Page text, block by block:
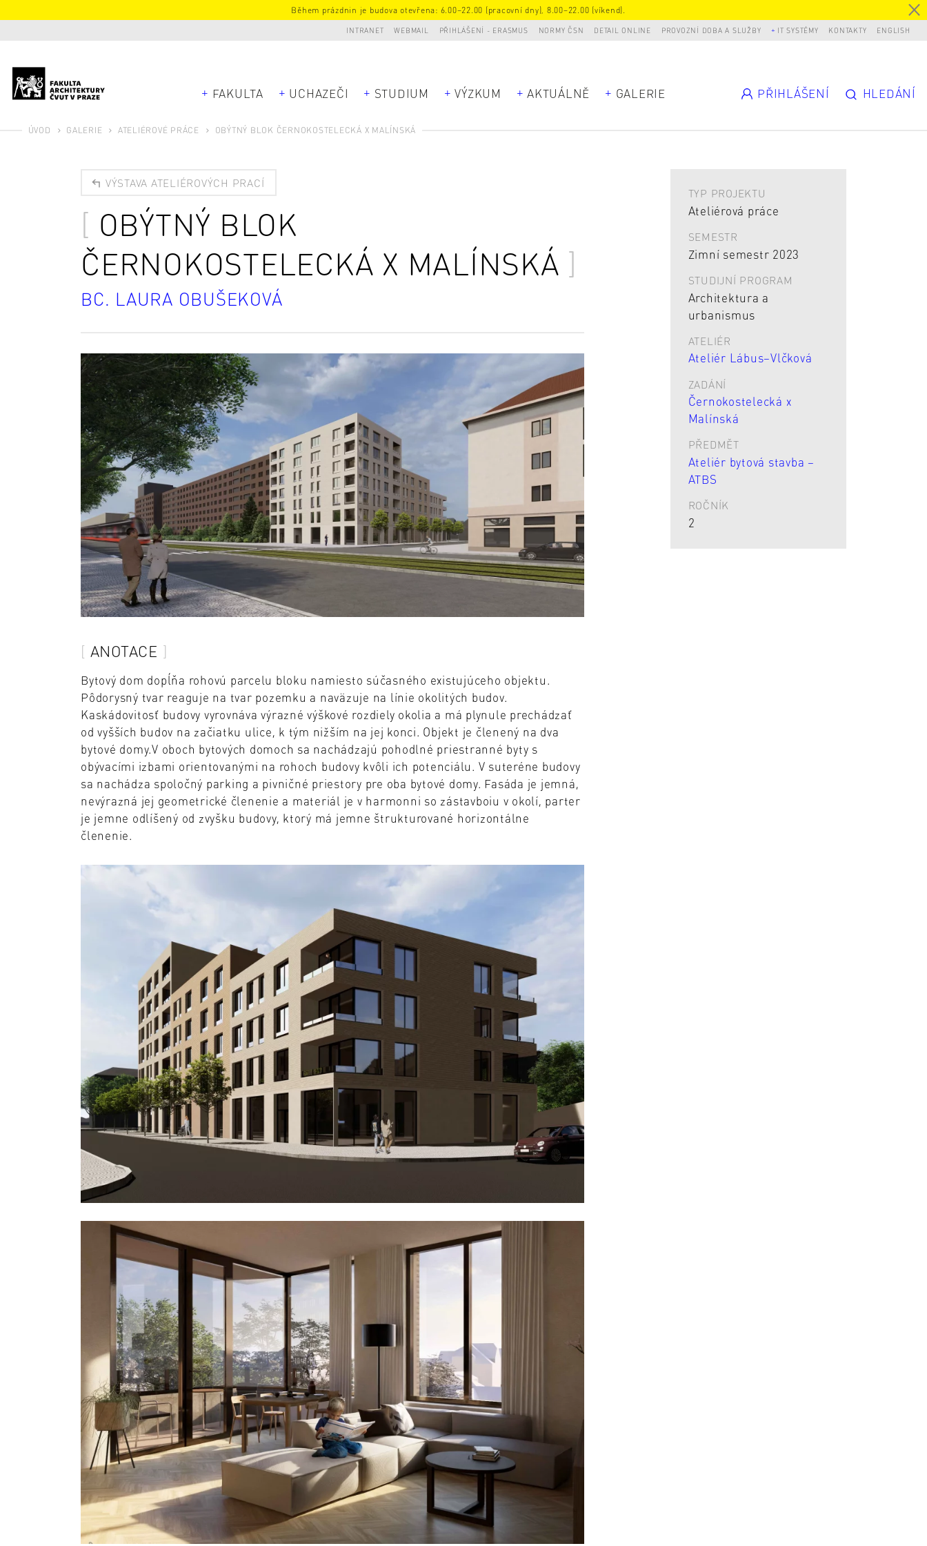
Během prázdnin je budova otevřena: 6.00–22.00 (pracovní dny), 8.00–22.00 (víkend).
INTRANET WEBMAIL PŘIHLÁŠENÍ - ERASMUS NORMY ČSN DETAIL ONLINE PROVOZNÍ DOBA A SLUŽBY IT SYSTÉMY KONTAKTY ENGLISH
FAKULTA UCHAZEČI STUDIUM VÝZKUM AKTUÁLNĚ GALERIE PŘIHLÁŠENÍ HLEDÁNÍ
ÚVOD GALERIE ATELIÉROVÉ PRÁCE OBÝTNÝ BLOK ČERNOKOSTELECKÁ X MALÍNSKÁ
VÝSTAVA ATELIÉROVÝCH PRACÍ
OBÝTNÝ BLOK
ČERNOKOSTELECKÁ X MALÍNSKÁ
BC. LAURA OBUŠEKOVÁ
ANOTACE
Bytový dom dopĺňa rohovú parcelu bloku namiesto súčasného existujúceho objektu.
Pôdorysný tvar reaguje na tvar pozemku a naväzuje na línie okolitých budov.
Kaskádovitosť budovy vyrovnáva výrazné výškové rozdiely okolia a má plynule prechádzať
od vyšších budov na začiatku ulice, k tým nižším na jej konci. Objekt je členený na dva
bytové domy.V oboch bytových domoch sa nachádzajú pohodlné priestranné byty s
obývacími izbami orientovanými na rohoch budovy kvôli ich potenciálu. V suteréne budovy
sa nachádza spoločný parking a pivničné priestory pre oba bytové domy. Fasáda je jemná,
nevýrazná jej geometrické členenie a materiál je v harmonni so zástavboiu v okolí, parter
je jemne odlíšený od zvyšku budovy, ktorý má jemne štrukturované horizontálne
členenie.
TYP PROJEKTU
Ateliérová práce
SEMESTR
Zimní semestr 2023
STUDIJNÍ PROGRAM
Architektura a
urbanismus
ATELIÉR
Ateliér Lábus–Vlčková
ZADÁNÍ
Černokostelecká x
Malínská
PŘEDMĚT
Ateliér bytová stavba –
ATBS
ROČNÍK
2